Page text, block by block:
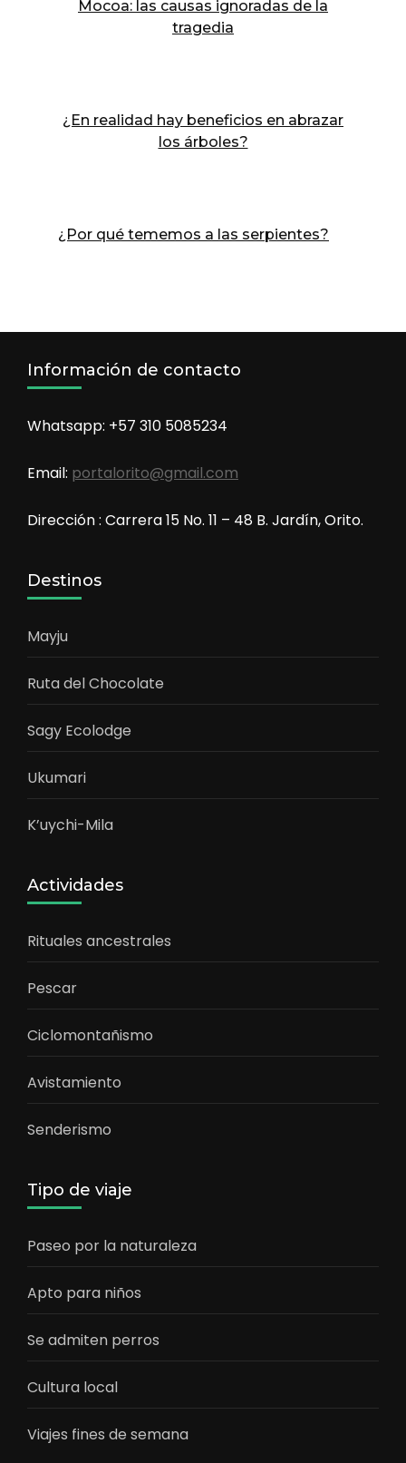
Mocoa: las causas ignoradas de la
tragedia
¿En realidad hay beneficios en abrazar
los árboles?
¿Por qué tememos a las serpientes?
Información de contacto
Whatsapp: +57 310 5085234
Email: portalorito@gmail.com
Dirección : Carrera 15 No. 11 – 48 B. Jardín, Orito.
Destinos
Mayju
Ruta del Chocolate
Sagy Ecolodge
Ukumari
K’uychi-Mila
Actividades
Rituales ancestrales
Pescar
Ciclomontañismo
Avistamiento
Senderismo
Tipo de viaje
Paseo por la naturaleza
Apto para niños
Se admiten perros
Cultura local
Viajes fines de semana